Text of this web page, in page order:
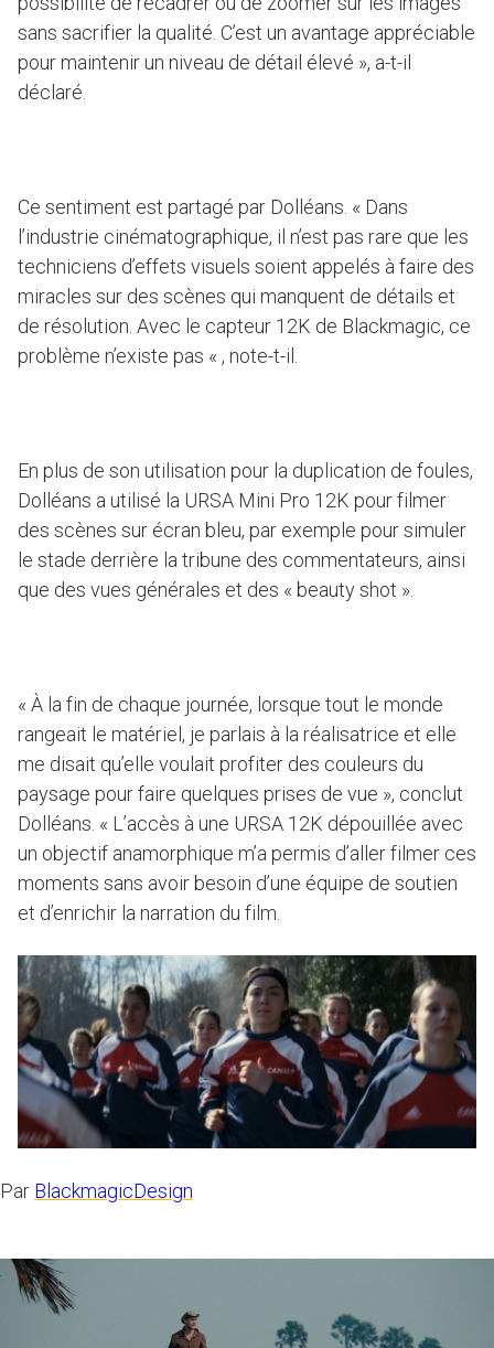
sans sacrifier la qualité. C’est un avantage appréciable
pour maintenir un niveau de détail élevé », a-t-il
déclaré.
Ce sentiment est partagé par Dolléans. « Dans
l’industrie cinématographique, il n’est pas rare que les
techniciens d’effets visuels soient appelés à faire des
miracles sur des scènes qui manquent de détails et
de résolution. Avec le capteur 12K de Blackmagic, ce
problème n’existe pas « , note-t-il.
En plus de son utilisation pour la duplication de foules,
Dolléans a utilisé la URSA Mini Pro 12K pour filmer
des scènes sur écran bleu, par exemple pour simuler
le stade derrière la tribune des commentateurs, ainsi
que des vues générales et des « beauty shot ».
« À la fin de chaque journée, lorsque tout le monde
rangeait le matériel, je parlais à la réalisatrice et elle
me disait qu’elle voulait profiter des couleurs du
paysage pour faire quelques prises de vue », conclut
Dolléans. « L’accès à une URSA 12K dépouillée avec
un objectif anamorphique m’a permis d’aller filmer ces
moments sans avoir besoin d’une équipe de soutien
et d’enrichir la narration du film.
Par BlackmagicDesign